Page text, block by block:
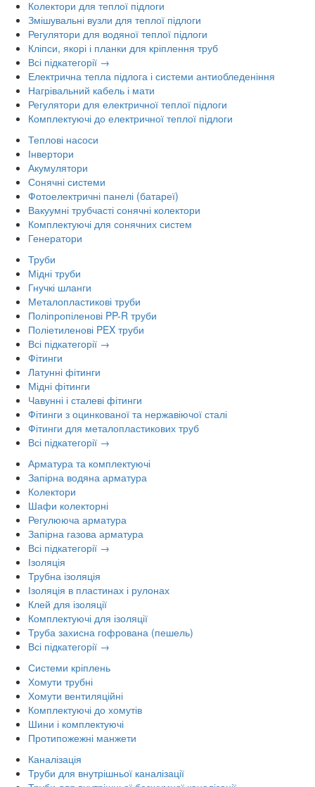
Колектори для теплої підлоги
Змішувальні вузли для теплої підлоги
Регулятори для водяної теплої підлоги
Кліпси, якорі і планки для кріплення труб
Всі підкатегорії →
Електрична тепла підлога і системи антиобледеніння
Нагрівальний кабель і мати
Регулятори для електричної теплої підлоги
Комплектуючі до електричної теплої підлоги
Теплові насоси
Інвертори
Акумулятори
Сонячні системи
Фотоелектричні панелі (батареї)
Вакуумні трубчасті сонячні колектори
Комплектуючі для сонячних систем
Генератори
Труби
Мідні труби
Гнучкі шланги
Металопластикові труби
Поліпропіленові PP-R труби
Поліетиленові PEX труби
Всі підкатегорії →
Фітинги
Латунні фітинги
Мідні фітинги
Чавунні і сталеві фітинги
Фітинги з оцинкованої та нержавіючої сталі
Фітинги для металопластикових труб
Всі підкатегорії →
Арматура та комплектуючі
Запірна водяна арматура
Колектори
Шафи колекторні
Регулююча арматура
Запірна газова арматура
Всі підкатегорії →
Ізоляція
Трубна ізоляція
Ізоляція в пластинах і рулонах
Клей для ізоляції
Комплектуючі для ізоляції
Труба захисна гофрована (пешель)
Всі підкатегорії →
Системи кріплень
Хомути трубні
Хомути вентиляційні
Комплектуючі до хомутів
Шини і комплектуючі
Протипожежні манжети
Каналізація
Труби для внутрішньої каналізації